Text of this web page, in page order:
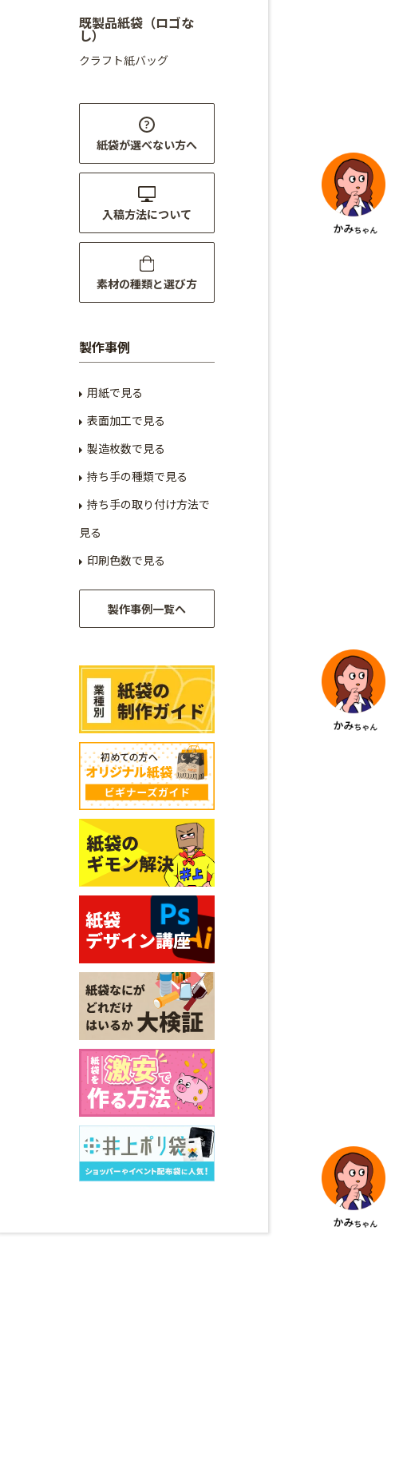
既製品紙袋（ロゴな
し）
クラフト紙バッグ
紙袋が選べない方へ
入稿方法について
素材の種類と選び方
製作事例
用紙で見る
表面加工で見る
製造枚数で見る
持ち手の種類で見る
持ち手の取り付け方法で
見る
印刷色数で見る
製作事例一覧へ